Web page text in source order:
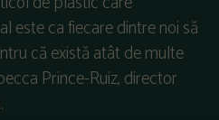
este ca fiecare dintre noi să
că există atât de multe
Prince-Ruiz, director